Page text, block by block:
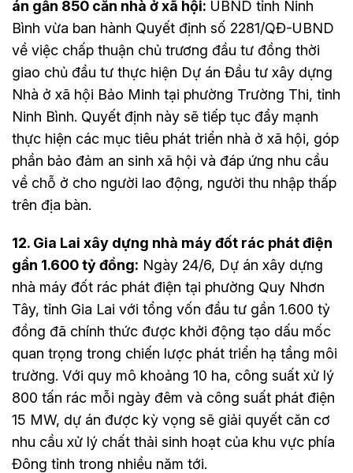
án gần 850 căn nhà ở xã hội: UBND tỉnh Ninh
Bình vừa ban hành Quyết định số 2281/QĐ-UBND
về việc chấp thuận chủ trương đầu tư đồng thời
giao chủ đầu tư thực hiện Dự án Đầu tư xây dựng
Nhà ở xã hội Bảo Minh tại phường Trường Thi, tỉnh
Ninh Bình. Quyết định này sẽ tiếp tục đẩy mạnh
thực hiện các mục tiêu phát triển nhà ở xã hội, góp
phần bảo đảm an sinh xã hội và đáp ứng nhu cầu
về chỗ ở cho người lao động, người thu nhập thấp
trên địa bàn.
12. Gia Lai xây dựng nhà máy đốt rác phát điện
gần 1.600 tỷ đồng: Ngày 24/6, Dự án xây dựng
nhà máy đốt rác phát điện tại phường Quy Nhơn
Tây, tỉnh Gia Lai với tổng vốn đầu tư gần 1.600 tỷ
đồng đã chính thức được khởi động tạo dấu mốc
quan trọng trong chiến lược phát triển hạ tầng môi
trường. Với quy mô khoảng 10 ha, công suất xử lý
800 tấn rác mỗi ngày đêm và công suất phát điện
15 MW, dự án được kỳ vọng sẽ giải quyết căn cơ
nhu cầu xử lý chất thải sinh hoạt của khu vực phía
Đông tỉnh trong nhiều năm tới.